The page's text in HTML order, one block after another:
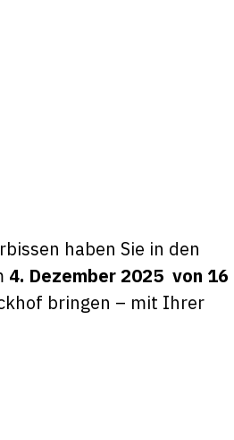
haben Sie in den
4. Dezember 2025 von 16
bringen – mit Ihrer